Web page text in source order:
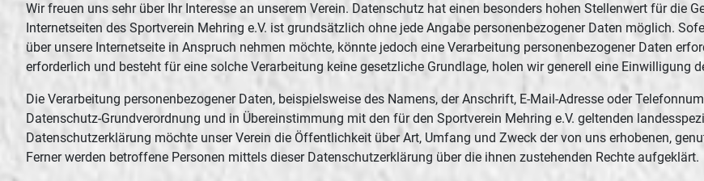
Wir freuen uns sehr über Ihr Interesse an unserem Verein. Datenschutz hat einen besonders hohen Stellenwert für die
Internetseiten des Sportverein Mehring e.V. ist grundsätzlich ohne jede Angabe personenbezogener Daten möglich.
über unsere Internetseite in Anspruch nehmen möchte, könnte jedoch eine Verarbeitung personenbezogener Daten
erforderlich und besteht für eine solche Verarbeitung keine gesetzliche Grundlage, holen wir generell eine Einwilligung
Die Verarbeitung personenbezogener Daten, beispielsweise des Namens, der Anschrift, E-Mail-Adresse oder
Datenschutz-Grundverordnung und in Übereinstimmung mit den für den Sportverein Mehring e.V. geltenden
Datenschutzerklärung möchte unser Verein die Öffentlichkeit über Art, Umfang und Zweck der von uns erhobenen,
Ferner werden betroffene Personen mittels dieser Datenschutzerklärung über die ihnen zustehenden Rechte aufgeklärt.